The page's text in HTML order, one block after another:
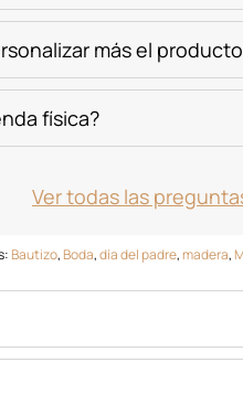
más el
física?
Ver todas las
Bautizo,Boda,día del padre,madera,